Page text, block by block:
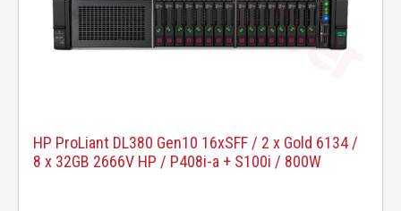
HP ProLiant DL380 Gen10 16xSFF / 2 x Gold 6134 /
8 x 32GB 2666V HP / P408i-a + S100i / 800W